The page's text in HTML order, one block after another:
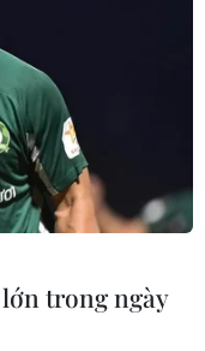
trong ngày